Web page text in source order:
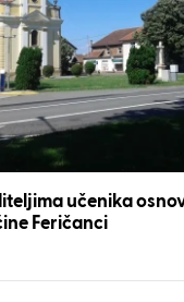
učenika
Feričanci